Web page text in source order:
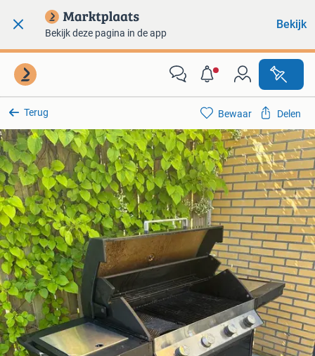
Bekijk deze pagina in de app
Bekijk
Terug Bewaar Delen